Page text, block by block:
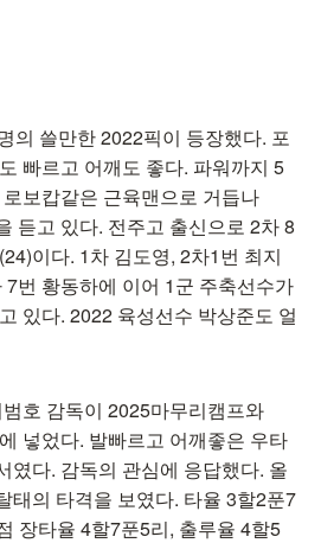
의 쓸만한 2022픽이 등장했다. 포
빠르고 어깨도 좋다. 파워까지 5
보캅같은 근육맨으로 거듭나
듣고 있다. 전주고 출신으로 2차 8
이다. 1차 김도영, 2차1번 최지
번 황동하에 이어 1군 주축선수가
있다. 2022 육성선수 박상준도 얼
호 감독이 2025마무리캠프와
넣었다. 발빠르고 어깨좋은 우타
였다. 감독의 관심에 응답했다. 올
태의 타격을 보였다. 타율 3할2푼7
장타율 4할7푼5리, 출루율 4할5